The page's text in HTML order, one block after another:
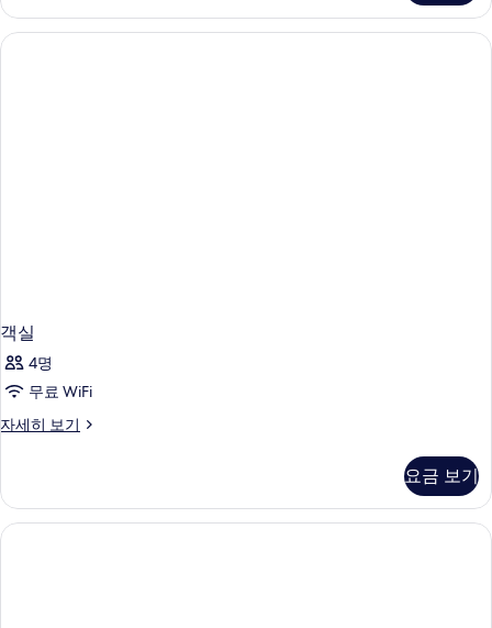
히
보
기
객실
4명
무료 WiFi
자세히 보기
객
히
보
기
요금 보기